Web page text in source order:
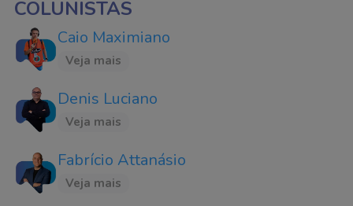
COLUNISTAS
Caio Maximiano
Veja mais
Denis Luciano
Veja mais
Fabrício Attanásio
Veja mais